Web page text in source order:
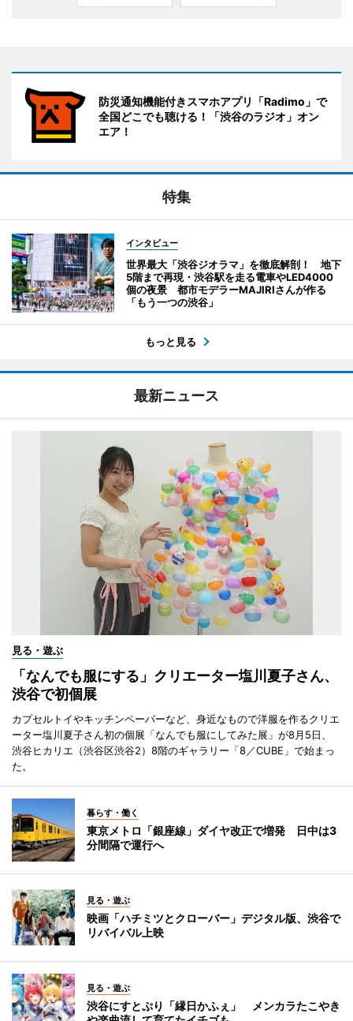
防災通知機能付きスマホアプリ「Radimo」で
全国どこでも聴ける！「渋谷のラジオ」オン
エア！
特集
インタビュー
世界最大「渋谷ジオラマ」を徹底解剖！ 地下
5階まで再現・渋谷駅を走る電車やLED4000
個の夜景 都市モデラーMAJIRIさんが作る
「もう一つの渋谷」
もっと見る
最新ニュース
見る・遊ぶ
「なんでも服にする」クリエーター塩川夏子さん、
渋谷で初個展
カプセルトイやキッチンペーパーなど、身近なもので洋服を作るクリエ
ーター塩川夏子さん初の個展「なんでも服にしてみた展」が8月5日、
渋谷ヒカリエ（渋谷区渋谷2）8階のギャラリー「8／CUBE」で始まっ
た。
暮らす・働く
東京メトロ「銀座線」ダイヤ改正で増発 日中は3
分間隔で運行へ
見る・遊ぶ
映画「ハチミツとクローバー」デジタル版、渋谷で
リバイバル上映
見る・遊ぶ
渋谷にすとぷり「縁日かふぇ」 メンカラたこやき